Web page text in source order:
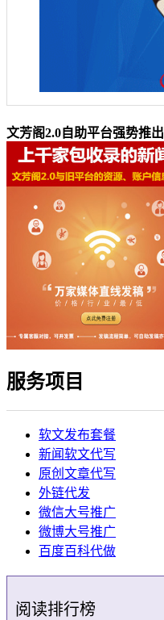
文芳阁2.0自助平台强势推出
服务项目
软文发布套餐
新闻软文代写
原创文章代写
外链代发
微信大号推广
微博大号推广
百度百科代做
阅读排行榜